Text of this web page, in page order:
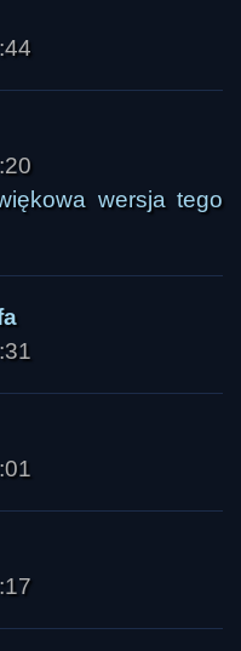
wersja tego